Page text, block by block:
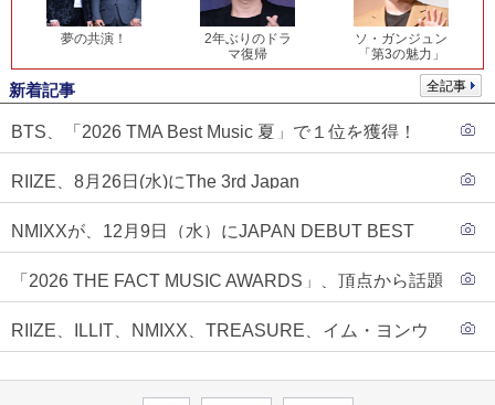
夢の共演！
2年ぶりのドラ
マ復帰
ソ・ガンジュン
「第3の魅力」
全記事
新着記事
BTS、「2026 TMA Best Music 夏」で１位を獲得！
RIIZE、8月26日(水)にThe 3rd Japan
NMIXXが、12月9日（水）にJAPAN DEBUT BEST
もスタート！！
「2026 THE FACT MUSIC AWARDS」、頂点から話題
RIIZE、ILLIT、NMIXX、TREASURE、イム・ヨンウ
インナップに合流！